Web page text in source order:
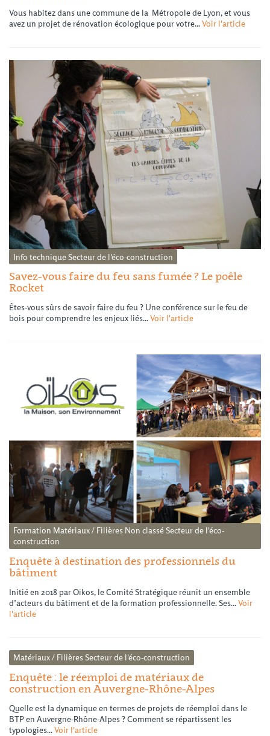
Vous habitez dans une commune de la Métropole de Lyon, et vous
avez un projet de rénovation écologique pour votre...Voir l'article
Info techniqueSecteur de l'éco-construction
Savez-vous faire du feu sans fumée ? Le poêle
Rocket
Êtes-vous sûrs de savoir faire du feu ? Une conférence sur le feu de
bois pour comprendre les enjeux liés...Voir l'article
Formation Matériaux / Filières Non classéSecteur de l'éco-
construction
Enquête à destination des professionnels du
bâtiment
Initié en 2018 par Oïkos, le Comité Stratégique réunit un ensemble
d’acteurs du bâtiment et de la formation professionnelle. Ses...Voir
l'article
Matériaux / FilièresSecteur de l'éco-construction
Enquête : le réemploi de matériaux de
construction en Auvergne-Rhône-Alpes
Quelle est la dynamique en termes de projets de réemploi dans le
BTP en Auvergne-Rhône-Alpes ? Comment se répartissent les
typologies...Voir l'article